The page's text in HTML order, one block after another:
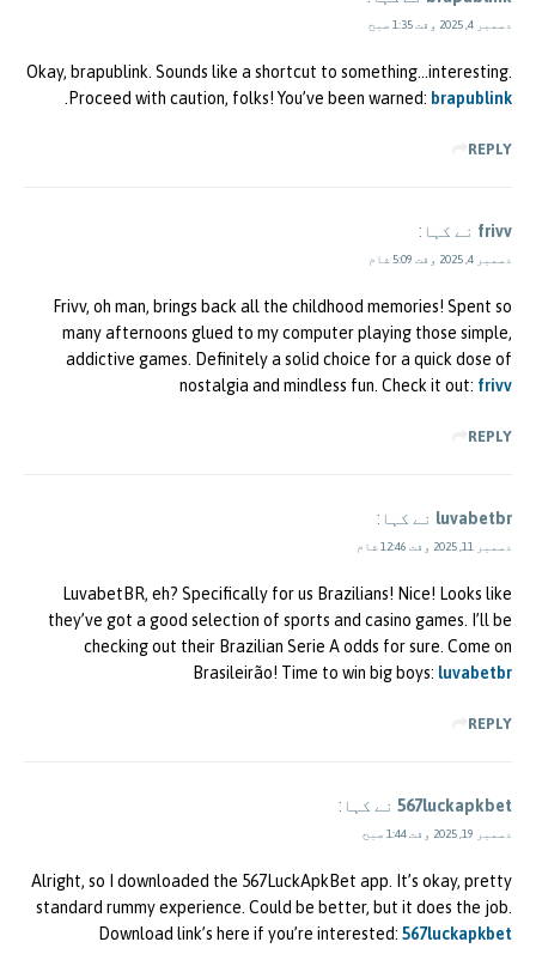
دسمبر 4, 2025 وقت 1:35 صبح
Okay, brapublink. Sounds like a shortcut to something…interesting.
Proceed with caution, folks! You’ve been warned: brapublink
REPLY
frivv نے کہا:
دسمبر 4, 2025 وقت 5:09 شام
Frivv, oh man, brings back all the childhood memories! Spent so
many afternoons glued to my computer playing those simple,
addictive games. Definitely a solid choice for a quick dose of
nostalgia and mindless fun. Check it out: frivv
REPLY
luvabetbr نے کہا:
دسمبر 11, 2025 وقت 12:46 شام
LuvabetBR, eh? Specifically for us Brazilians! Nice! Looks like
they’ve got a good selection of sports and casino games. I’ll be
checking out their Brazilian Serie A odds for sure. Come on
Brasileirão! Time to win big boys: luvabetbr
REPLY
567luckapkbet نے کہا:
دسمبر 19, 2025 وقت 1:44 صبح
Alright, so I downloaded the 567LuckApkBet app. It’s okay, pretty
standard rummy experience. Could be better, but it does the job.
Download link’s here if you’re interested: 567luckapkbet